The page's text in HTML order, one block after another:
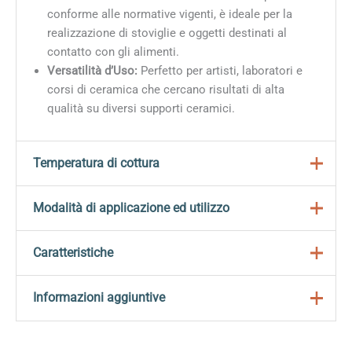
conforme alle normative vigenti, è ideale per la
realizzazione di stoviglie e oggetti destinati al
contatto con gli alimenti.
Versatilità d’Uso: Perfetto per artisti, laboratori e
corsi di ceramica che cercano risultati di alta
qualità su diversi supporti ceramici.
Temperatura di cottura
Per ottenere risultati ottimali è fondamentale seguire
tra
955° e 1250° C (1751° – 2282° Fahrenheit)
Questa gamma di temperatura permette una corretta
fusione dello smalto, garantendo una finitura brillante e
Modalità di applicazione ed utilizzo
Adatti per tutti i tipi di decorazione con i seguenti
Pennello
Drops
Caratteristiche
Subitopronti per l’uso, senza preparazioni
Informazioni aggiuntive